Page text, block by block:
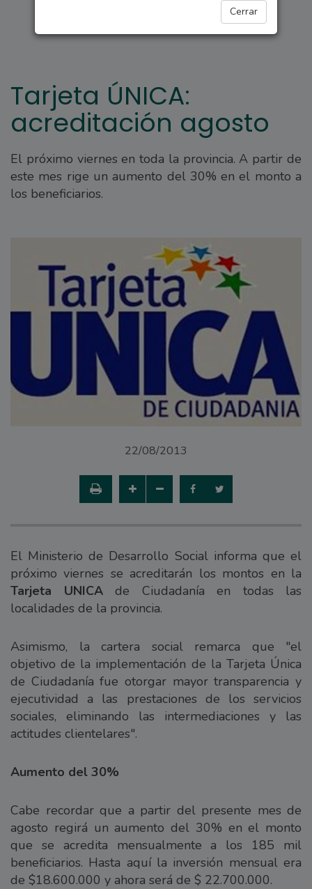
Cerrar
Tarjeta ÚNICA:
acreditación agosto
El próximo viernes en toda la provincia. A partir de
este mes rige un aumento del 30% en el monto a
los beneficiarios.
22/08/2013
El Ministerio de Desarrollo Social informa que el
próximo viernes se acreditarán los montos en la
Tarjeta UNICAde Ciudadanía en todas las
localidades de la provincia.
Asimismo, la cartera social remarca que "el
objetivo de la implementación de la Tarjeta Única
de Ciudadanía fue otorgar mayor transparencia y
ejecutividad a las prestaciones de los servicios
sociales, eliminando las intermediaciones y las
actitudes clientelares".
Aumento del 30%
Cabe recordar que a partir del presente mes de
agosto regirá un aumento del 30% en el monto
que se acredita mensualmente a los 185 mil
beneficiarios. Hasta aquí la inversión mensual era
de $18.600.000 y ahora será de $ 22.700.000.